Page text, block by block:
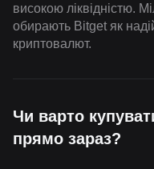
високою ліквідністю.
обирають Bitget як
криптовалют.
Чи варто
прямо зараз?